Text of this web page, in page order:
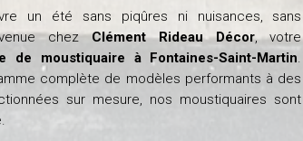
un été sans piqûres ni nuisances, sans
chezClément Rideau Décor, votre
de moustiquaire à Fontaines-Saint-Martin.
complète de modèles performants à des
sur mesure, nos moustiquaires sont